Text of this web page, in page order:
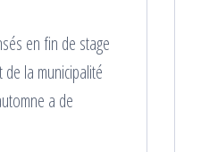
en fin de stage
de la municipalité
a de